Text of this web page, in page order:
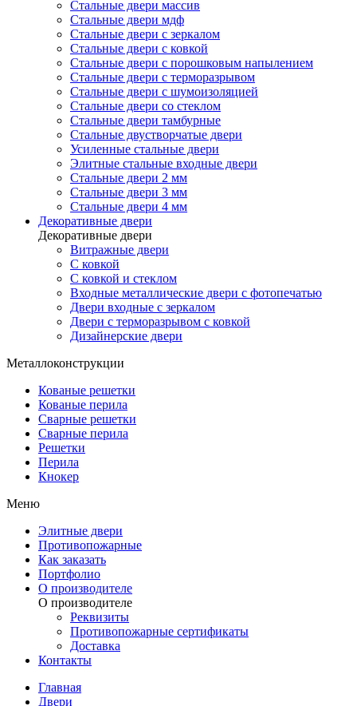
Стальные двери массив
Стальные двери мдф
Стальные двери с зеркалом
Стальные двери с ковкой
Стальные двери с порошковым напылением
Стальные двери с терморазрывом
Стальные двери с шумоизоляцией
Стальные двери со стеклом
Стальные двери тамбурные
Стальные двустворчатые двери
Усиленные стальные двери
Элитные стальные входные двери
Стальные двери 2 мм
Стальные двери 3 мм
Стальные двери 4 мм
Декоративные двери
Декоративные двери
Витражные двери
С ковкой
С ковкой и стеклом
Входные металлические двери с фотопечатью
Двери входные с зеркалом
Двери с терморазрывом с ковкой
Дизайнерские двери
Металлоконструкции
Кованые решетки
Кованые перила
Сварные решетки
Сварные перила
Решетки
Перила
Кнокер
Меню
Элитные двери
Противопожарные
Как заказать
Портфолио
О производителе
О производителе
Реквизиты
Противопожарные сертификаты
Доставка
Контакты
Главная
Двери